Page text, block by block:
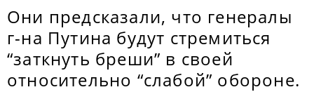
Они предсказали, что генералы
г-на Путина будут стремиться
“заткнуть бреши” в своей
относительно “слабой” обороне.